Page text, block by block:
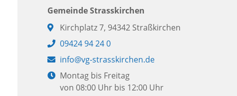
Gemeinde Strasskirchen
Adresse:
Kirchplatz 7, 94342 Straßkirchen
Telefon:
09424 94 24 0
E-
Mail:
info@vg-strasskirchen.de
Öffnungszeiten:
Montag bis Freitag
von 08:00 Uhr bis 12:00 Uhr